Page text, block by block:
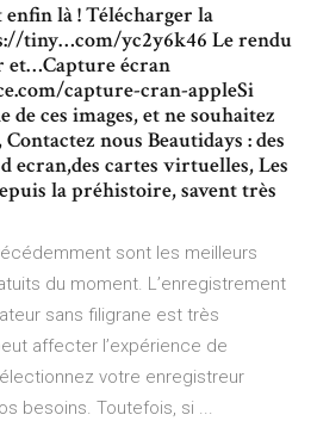
là ! Télécharger la
tiny…com/yc2y6k46 Le rendu
et…Capture écran
capture-cran-appleSi
ces images, et ne souhaitez
nous Beautidays : des
ecran,des cartes virtuelles, Les
la préhistoire, savent très
sont les meilleurs
du moment. L’enregistrement
sans filigrane est très
affecter l’expérience de
votre enregistreur
besoins. Toutefois, si ...